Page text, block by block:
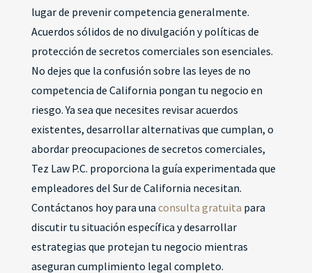
lugar de prevenir competencia generalmente.
Acuerdos sólidos de no divulgación y políticas de
protección de secretos comerciales son esenciales.
No dejes que la confusión sobre las leyes de no
competencia de California pongan tu negocio en
riesgo. Ya sea que necesites revisar acuerdos
existentes, desarrollar alternativas que cumplan, o
abordar preocupaciones de secretos comerciales,
Tez Law P.C. proporciona la guía experimentada que
empleadores del Sur de California necesitan.
Contáctanos hoy para una consulta gratuita para
discutir tu situación específica y desarrollar
estrategias que protejan tu negocio mientras
aseguran cumplimiento legal completo.